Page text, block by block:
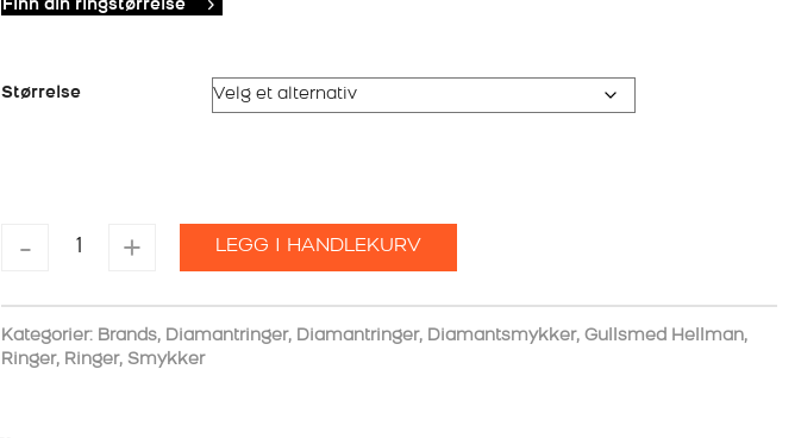
Finn din ringstørrelse
Størrelse
-
DIAMANTRING
HELLMAN
antall
+ LEGG I HANDLEKURV
Kategorier: Brands, Diamantringer, Diamantringer, Diamantsmykker, Gullsmed Hellman,
Ringer, Ringer, Smykker